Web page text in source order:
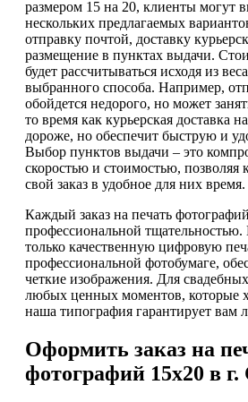
размером 15 на 20, клиенты могут
нескольких предлагаемых
отправку почтой, доставку
размещение в пунктах выдачи.
будет рассчитываться исходя из
выбранного способа. Например,
обойдется недорого, но может
то время как курьерская доставка
дороже, но обеспечит быструю и
Выбор пунктов выдачи – это
скоростью и стоимостью, позволяя
свой заказ в удобное для них время.
Каждый заказ на печать
профессиональной
только качественную цифровую
профессиональной фотобумаге,
четкие изображения. Для
любых ценных моментов, которые
наша типография гарантирует вам
Оформить заказ на
фотографий 15х20 в г.